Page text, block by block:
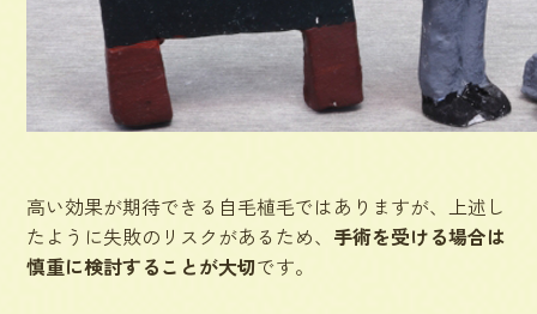
高い効果が期待できる自毛植毛ではありますが、上述し
たように失敗のリスクがあるため、 手術を受ける場合は
慎重に検討することが大切です。